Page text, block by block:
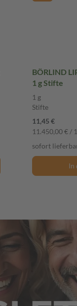
BÖRLIND
1 g Stifte
1 g
Stifte
11,45 €
11.450,00 € /
sofort
In